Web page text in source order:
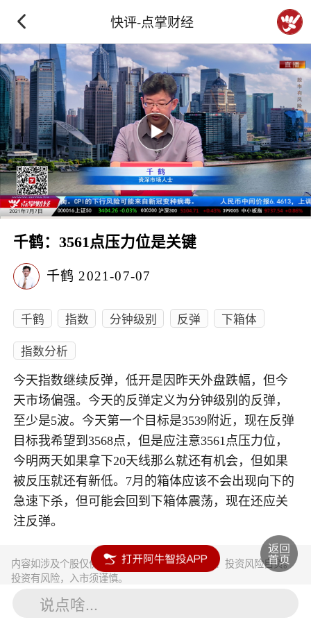
快评-点掌财经
千鹤：3561点压力位是关键
千鹤 2021-07-07
千鹤 指数 分钟级别 反弹
下箱体
指数分析
今天指数继续反弹，低开是因昨天外盘跌幅，但今
天市场偏强。今天的反弹定义为分钟级别的反弹，
至少是5波。今天第一个目标是3539附近，现在反弹
目标我希望到3568点，但是应注意3561点压力位，
今明两天如果拿下20天线那么就还有机会，但如果
被反压就还有新低。7月的箱体应该不会出现向下的
急速下杀，但可能会回到下箱体震荡，现在还应关
注反弹。
内容如涉及个股仅供参考，不构成任何投资建议！投资风险自负。
投资有风险，入市须谨慎。
说点啥...